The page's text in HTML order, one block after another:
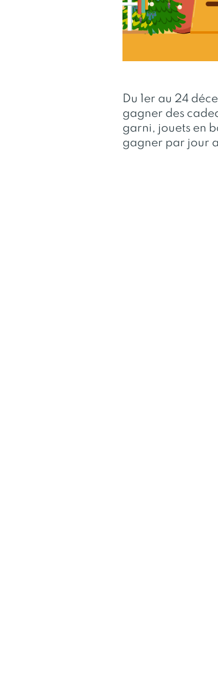
Du 1er au 24
gagner des
garni, jouets en
gagner par jour